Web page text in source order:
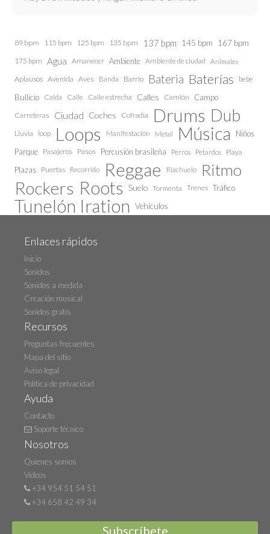
89 bpm 115 bpm 125 bpm 135 bpm 137 bpm 145 bpm 167 bpm
175 bpm Agua Amanecer Ambiente Ambiente de ciudad Animales
Aplausos Avenida Aves Banda Barrio Bateria Baterías bebe
Bullicio Caida Calle Calle estrecha Calles Camión Campo
Carreteras Ciudad Coches Cofradía Drums Dub
Lluvia loop Loops Manifestación Metal Música
Niños
Parque Pasajeros Pasos Percusión brasileña Perros Petardos Playa
Plazas Puertas Recorrido Reggae Riachuelo Ritmo
Rockers Roots Suelo Tormenta Trenes Tráfico
Tunelón Iration Vehículos
Enlaces rápidos
Inicio
Sonidos
Sonidos a medida
Creación musical
Sonidos gratis
Recursos
Preguntas frecuentes
Mapa del sitio
Aviso legal
Política de privacidad
Ayuda
Contacto
Soporte técnico
Nosotros
Quienes somos
Videos
+34 954 51 54 51
+34 658 42 49 34
Subscríbete